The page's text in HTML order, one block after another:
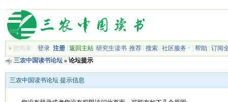
»您尚未 登录 注册| 返回主站| 研究生读书| 推荐| 搜索| 社区服务 帮助
订阅
三农中国读书论坛» 论坛提示
三农中国读书论坛 提示信息